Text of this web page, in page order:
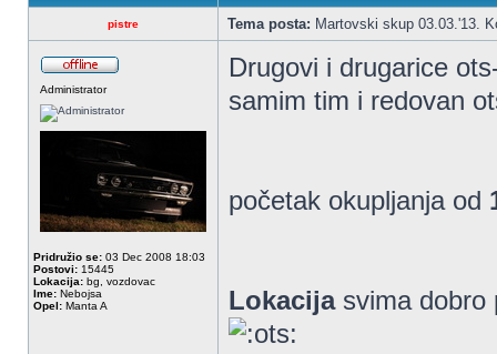
pistre Tema posta: Martovski skup 03.03.'13.
Administrator
Pridružio se: 03 Dec 2008 18:03
Postovi: 15445
Lokacija: bg, vozdovac
Ime: Nebojsa
Opel: Manta A
Drugovi i drugarice
samim tim i redovan
početak okupljanja od
Lokacijasvima dobro